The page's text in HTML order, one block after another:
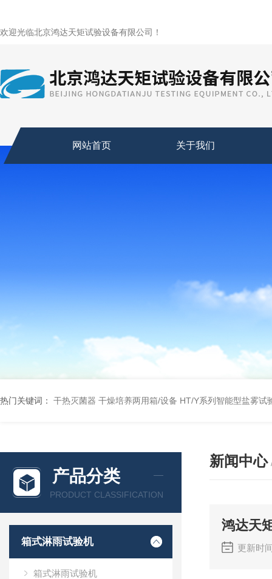
欢迎光临北京鸿达天矩试验设备有限公司！
网站首页 关于我们
热门关键词： 干热灭菌器 干燥培养两用箱/设备 HT/Y系列智能型盐雾试
产品分类
PRODUCT CLASSIFICATION
箱式淋雨试验机
箱式淋雨试验机
新闻中心
鸿达天
更新时